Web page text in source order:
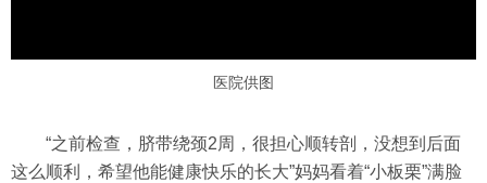
医院供图
“之前检查，脐带绕颈2周，很担心顺转剖，没想到后面
这么顺利，希望他能健康快乐的长大”妈妈看着“小板栗”满脸